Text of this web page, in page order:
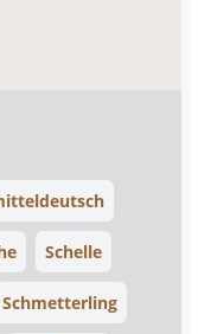
Schelle
Schmetterling